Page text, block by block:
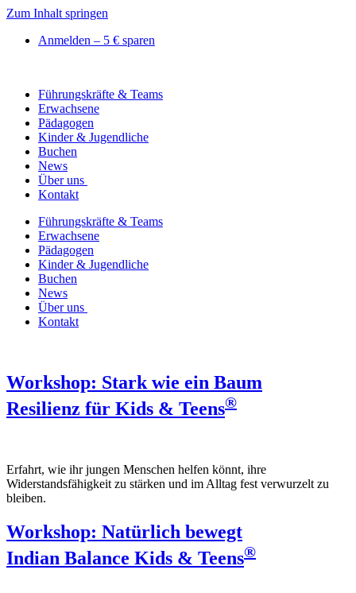
Zum Inhalt springen
Anmelden – 5 € sparen
Führungskräfte & Teams
Erwachsene
Pädagogen
Kinder & Jugendliche
Buchen
News
Über uns
Kontakt
Führungskräfte & Teams
Erwachsene
Pädagogen
Kinder & Jugendliche
Buchen
News
Über uns
Kontakt
Workshop: Stark wie ein Baum
Resilienz für Kids & Teens®
Erfahrt, wie ihr jungen Menschen helfen könnt, ihre
Widerstandsfähigkeit zu stärken und im Alltag fest verwurzelt zu
bleiben.
Workshop: Natürlich bewegt
Indian Balance Kids & Teens®